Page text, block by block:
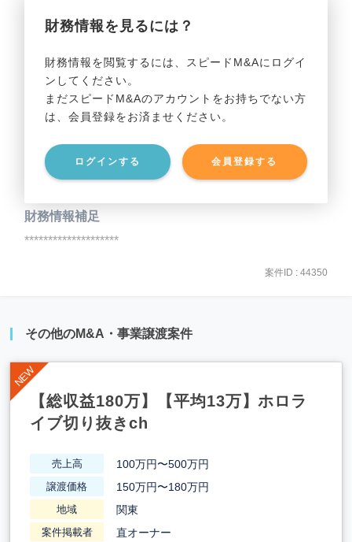
財務情報を見るには？
財務情報を閲覧するには、スピードM&Aにログイ
ンしてください。
まだスピードM&Aのアカウントをお持ちでない方
は、会員登録をお済ませください。
ログインする 会員登録する
事業利益 ********************
貸借対照表（B/S）
事業資産 ********************
事業負債 ********************
財務情報補足
********************
案件ID : 44350
その他のM&A・事業譲渡案件
【総収益180万】【平均13万】ホロラ
イブ切り抜きch
売上高 100万円〜500万円
譲渡価格 150万円〜180万円
地域 関東
案件掲載者 直オーナー